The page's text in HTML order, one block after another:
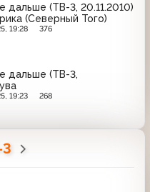
дальше (ТВ-3, 20.11.2010)
(Северный Того)
19:28 376
дальше (ТВ-3,
19:23 268